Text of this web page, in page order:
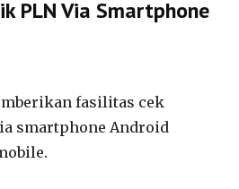
PLN Via Smartphone
fasilitas cek
smartphone Android